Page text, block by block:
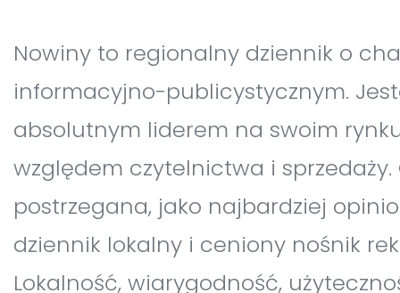
Nowiny to regionalny dziennik o
informacyjno-publicystycznym.
absolutnym liderem na swoim
względem czytelnictwa i sprzedaży.
postrzegana, jako najbardziej
dziennik lokalny i ceniony nośnik
Lokalność, wiarygodność,